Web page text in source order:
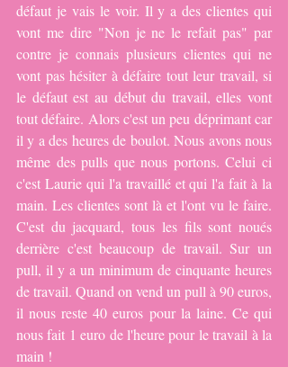
défaut je vais le voir. Il y a des clientes qui
vont me dire "Non je ne le refait pas" par
contre je connais plusieurs clientes qui ne
vont pas hésiter à défaire tout leur travail, si
le défaut est au début du travail, elles vont
tout défaire. Alors c'est un peu déprimant car
il y a des heures de boulot. Nous avons nous
même des pulls que nous portons. Celui ci
c'est Laurie qui l'a travaillé et qui l'a fait à la
main. Les clientes sont là et l'ont vu le faire.
C'est du jacquard, tous les fils sont noués
derrière c'est beaucoup de travail. Sur un
pull, il y a un minimum de cinquante heures
de travail. Quand on vend un pull à 90 euros,
il nous reste 40 euros pour la laine. Ce qui
nous fait 1 euro de l'heure pour le travail à la
main !